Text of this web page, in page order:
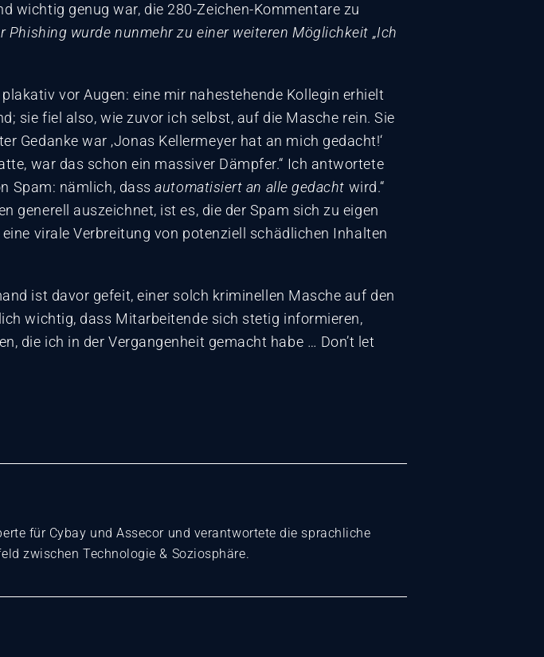
wichtig genug war, die 280-Zeichen-Kommentare zu
Phishing wurde nunmehr zu einer weiteren Möglichkeit „Ich
vor Augen: eine mir nahestehende Kollegin erhielt
sie fiel also, wie zuvor ich selbst, auf die Masche rein. Sie
Gedanke war ‚Jonas Kellermeyer hat an mich gedacht!‘
war das schon ein massiver Dämpfer.“ Ich antwortete
Spam: nämlich, dassautomatisiert an alle gedacht wird.“
generell auszeichnet, ist es, die der Spam sich zu eigen
virale Verbreitung von potenziell schädlichen Inhalten
ist davor gefeit, einer solch kriminellen Masche auf den
wichtig, dass Mitarbeitende sich stetig informieren,
die ich in der Vergangenheit gemacht habe … Don’t let
für Cybay und Assecor und verantwortete die sprachliche
zwischen Technologie & Soziosphäre.